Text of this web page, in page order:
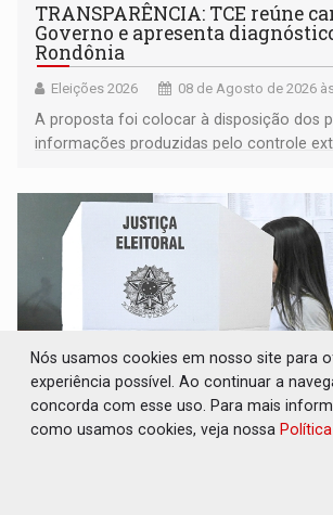
TRANSPARÊNCIA: TCE reúne
Governo e apresenta
Rondônia
Eleições 2026 08 de Agosto de 2026
A proposta foi colocar à disposição dos
informações produzidas pelo controle
ELAS DECIDEM: Mulheres são
representam 52% do eleitorado
Nós usamos cookies em nosso site para
experiência possível. Ao continuar a
concorda com esse uso. Para mais
como usamos cookies, veja nossa